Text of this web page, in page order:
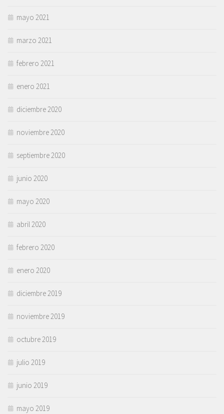
mayo 2021
marzo 2021
febrero 2021
enero 2021
diciembre 2020
noviembre 2020
septiembre 2020
junio 2020
mayo 2020
abril 2020
febrero 2020
enero 2020
diciembre 2019
noviembre 2019
octubre 2019
julio 2019
junio 2019
mayo 2019